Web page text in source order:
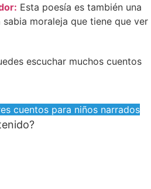
Esta poesía es también una
moraleja que tiene que ver
escuchar muchos cuentos
cuentos para niños narrados